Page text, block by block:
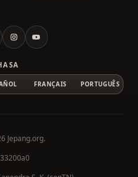
InstagramYouTube
FRANÇAIS PORTUGUÊS
Jepang.org.